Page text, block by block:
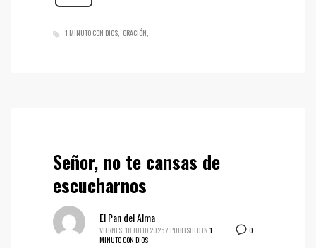
1 MINUTO CON DIOS ORACIÓN
Señor, no te cansas de
escucharnos
0
El Pan del Alma
VIERNES, 18 JULIO 2025/ PUBLISHED IN 1
MINUTO CON DIOS